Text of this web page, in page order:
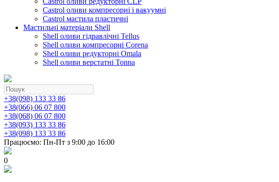
Castrol оливи компресорні і вакуумні
Castrol мастила пластичні
Мастильні матеріали Shell
Shell оливи гідравлічні Tellus
Shell оливи компресорні Corena
Shell оливи редукторні Omala
Shell оливи верстатні Tonna
+38(098) 133 33 86
+38(066) 06 07 800
+38(068) 06 07 800
+38(093) 133 33 86
+38(098) 133 33 86
Працюємо: Пн-Пт з 9:00 до 16:00
0